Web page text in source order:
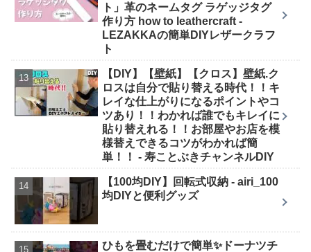
ト」革のネームタグ ラゲッジタグ
作り方 how to leathercraft -
LEZAKKAの簡単DIYレザークラフ
ト
【DIY】【壁紙】【クロス】壁紙.ク
ロスは自分で貼り替える時代！！キ
レイな仕上がりになるポイントやコ
ツあり！！わかれば誰でもキレイに
貼り替えれる！！お部屋やお店を模
様替えできるコツがわかれば簡
単！！ - 寿ことぶきチャンネルDIY
【100均DIY】回転式収納 - airi_100
均DIYと便利グッズ
ひもを畳むだけで簡単✨ドーナツチ